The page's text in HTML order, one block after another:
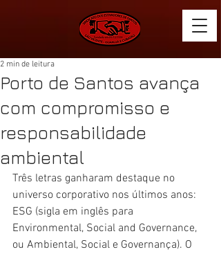
Porto de Santos avança
com compromisso e
responsabilidade
ambiental
2 min de leitura
Três letras ganharam destaque no
universo corporativo nos últimos anos:
ESG (sigla em inglês para
Environmental, Social and Governance,
ou Ambiental, Social e Governança). O